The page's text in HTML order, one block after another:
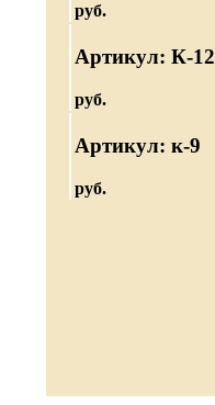
руб.
Артикул: К-12
руб.
Артикул: к-9
руб.